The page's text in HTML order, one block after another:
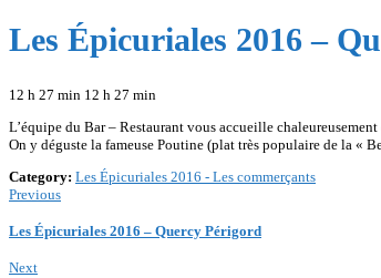
Les Épicuriales 2016 –
12 h 27 min 12 h 27 min
L’équipe du Bar – Restaurant vous accueille
On y déguste la fameuse Poutine (plat très populaire de la «
Category: Les Épicuriales 2016 - Les commerçants
Previous
Les Épicuriales 2016 – Quercy Périgord
Next